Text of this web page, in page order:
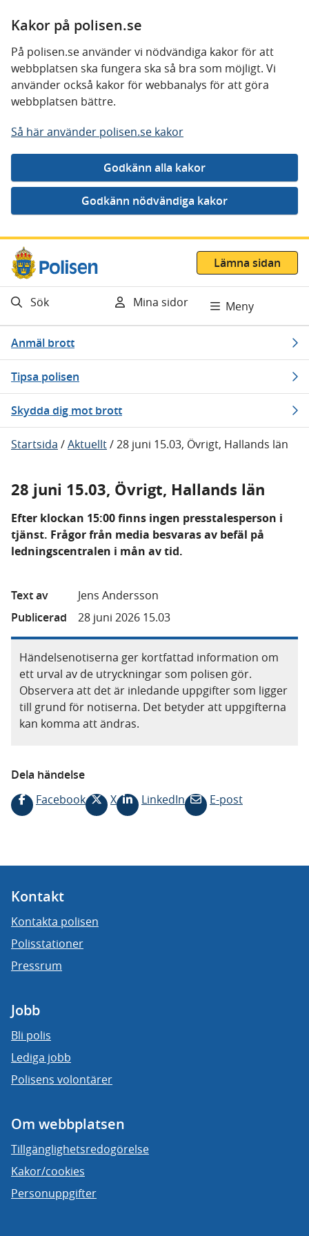
Kakor på polisen.se
På polisen.se använder vi nödvändiga kakor för att
webbplatsen ska fungera ska så bra som möjligt. Vi
använder också kakor för webbanalys för att göra
webbplatsen bättre.
Så här använder polisen.se kakor
Gå direkt till innehåll
Lämna sidan
Sök Mina sidor Meny
Anmäl brott
Tipsa polisen
Skydda dig mot brott
Startsida /Aktuellt/28 juni 15.03, Övrigt, Hallands län
28 juni 15.03, Övrigt, Hallands län
Efter klockan 15:00 finns ingen presstalesperson i
tjänst. Frågor från media besvaras av befäl på
ledningscentralen i mån av tid.
Text av
Jens Andersson
Publicerad
28 juni 2026 15.03
Händelsenotiserna ger kortfattad information om
ett urval av de utryckningar som polisen gör.
Observera att det är inledande uppgifter som ligger
till grund för notiserna. Det betyder att uppgifterna
kan komma att ändras.
Dela händelse
Facebook
X LinkedIn E-post
Kontakt
Kontakta polisen
Polisstationer
Pressrum
Jobb
Bli polis
Lediga jobb
Polisens volontärer
Om webbplatsen
Tillgänglighetsredogörelse
Kakor/cookies
Personuppgifter